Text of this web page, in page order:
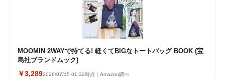
MOOMIN 2WAYで持てる! 軽くてBIGなトートバッグ BOOK (宝
島社ブランドムック)
￥3,2892026/07/15 01:32時点｜Amazon調べ